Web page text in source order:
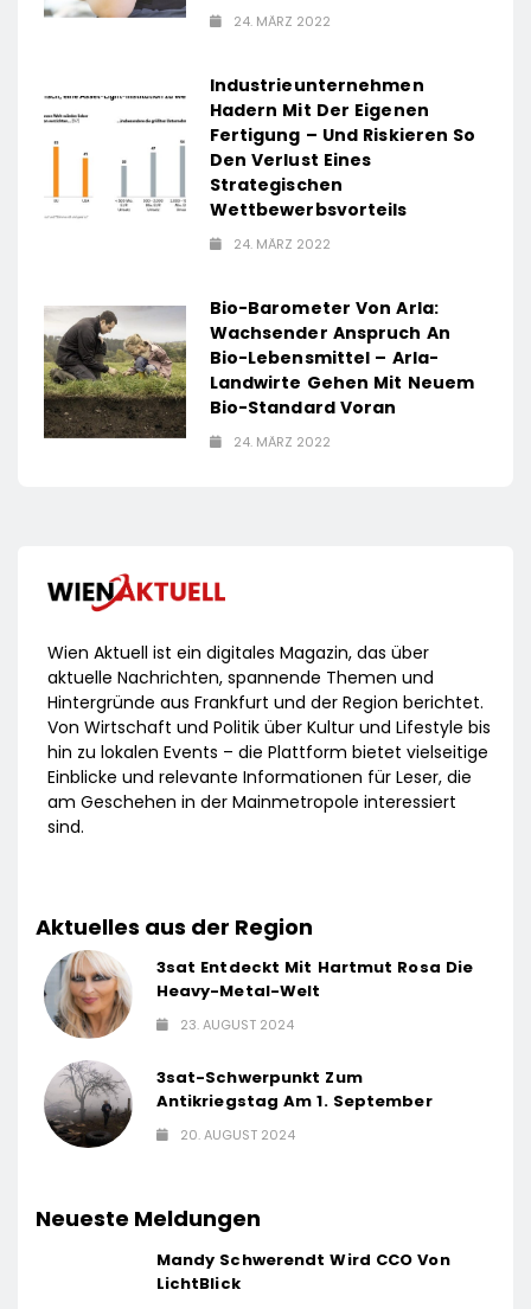
24. MÄRZ 2022
Industrieunternehmen
Hadern Mit Der Eigenen
Fertigung – Und Riskieren So
Den Verlust Eines
Strategischen
Wettbewerbsvorteils
24. MÄRZ 2022
Bio-Barometer Von Arla:
Wachsender Anspruch An
Bio-Lebensmittel – Arla-
Landwirte Gehen Mit Neuem
Bio-Standard Voran
24. MÄRZ 2022
Wien Aktuell ist ein digitales Magazin, das über
aktuelle Nachrichten, spannende Themen und
Hintergründe aus Frankfurt und der Region berichtet.
Von Wirtschaft und Politik über Kultur und Lifestyle bis
hin zu lokalen Events – die Plattform bietet vielseitige
Einblicke und relevante Informationen für Leser, die
am Geschehen in der Mainmetropole interessiert
sind.
Aktuelles aus der Region
3sat Entdeckt Mit Hartmut Rosa Die
Heavy-Metal-Welt
23. AUGUST 2024
3sat-Schwerpunkt Zum
Antikriegstag Am 1. September
20. AUGUST 2024
Neueste Meldungen
Mandy Schwerendt Wird CCO Von
LichtBlick